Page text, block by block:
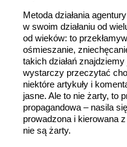
Metoda działania
w swoim działaniu od
od wieków: to
ośmieszanie,
takich działań
wystarczy przeczytać
niektóre artykuły i
jasne. Ale to nie żarty, to
propagandowa – nasila
prowadzona i kierowana
nie są żarty.